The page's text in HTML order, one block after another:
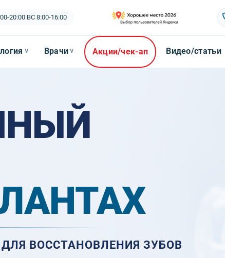
20:00| ВС 8:00-16:00
∨ Врачи ∨ Акции/чек-ап Видео/статьи
ВОССТАНОВЛЕНИЯ ЗУБОВ